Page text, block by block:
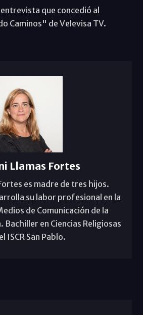
que concedió al
Caminos" de Velevisa TV.
Llamas Fortes
es madre de tres hijos.
su labor profesional en la
de Comunicación de la
Bachiller en Ciencias Religiosas
ISCR San Pablo.